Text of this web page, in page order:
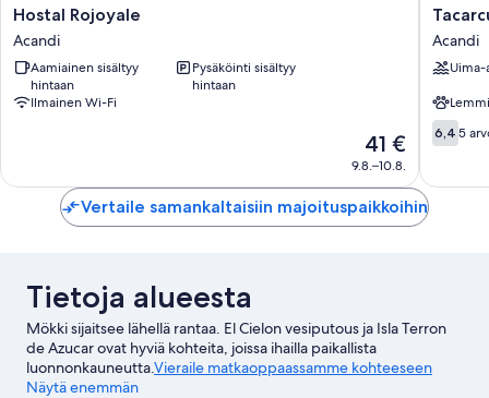
Hostal
Rojoyale
Acandi
Hostal Rojoyale
Acandi
Aamiainen sisältyy
hintaan
Pysäköinti sisältyy
hintaan
Ilmainen Wi-Fi
Hinta
on
41 €
9.8.–10.8.
Lodge
Acandi
Acandi
Uima-
6.4
kautta
5
6,4 5
Vertaile samankaltaisiin majoituspaikkoihin
Tietoja alueesta
Mökki sijaitsee lähellä rantaa. El Cielon vesiputous ja Isla Terron
de Azucar ovat hyviä kohteita, joissa ihailla paikallista
luonnonkauneutta.Vieraile matkaoppaassamme kohteeseen
Acandi
Näytä enemmän